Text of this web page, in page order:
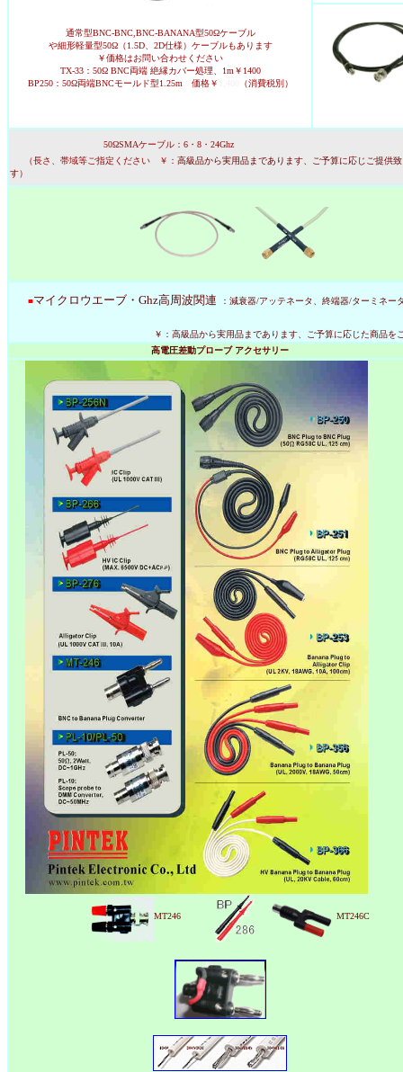
通常型BNC-BNC,BNC-BANANA型50Ωケーブル
や細形軽量型50Ω（1.5D、2D仕様）ケーブルもあります
￥価格はお問い合わせください
TX-33：50Ω BNC両端 絶縁カバー処理、1m￥1400
BP250：50Ω両端BNCモールド型1.25m 価格￥
（消費税別）
50ΩSMAケーブル：6・8・24Ghz
（長さ、帯域等ご指定ください ￥： 高級品から実用品まであります、ご予算に応じご提供
す）
■マイクロウエーブ・Ghz高周波関連 ：減衰器/アッテネータ、終端器/ターミネ
￥：高級品から実用品まであります、ご予算に応じた商品をご提
高電圧差動プローブ アクセサリー
MT246 MT246C